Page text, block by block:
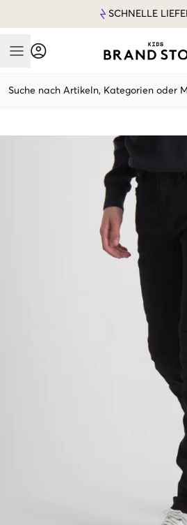
SCHNELLE
Mobile Menu
Suche nach Artikeln, Kategorien oder